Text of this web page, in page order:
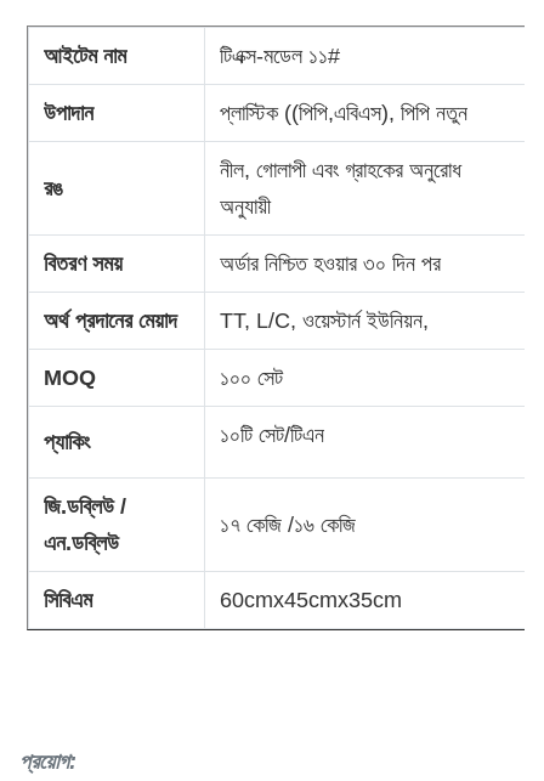
আইটেম নাম টিএক্স-মডেল ১১#
উপাদান প্লাস্টিক ((পিপি,এবিএস), পিপি নতুন
রঙ
নীল, গোলাপী এবং গ্রাহকের অনুরোধ
অনুযায়ী
বিতরণ সময় অর্ডার নিশ্চিত হওয়ার ৩০ দিন পর
অর্থ প্রদানের মেয়াদ TT, L/C, ওয়েস্টার্ন ইউনিয়ন,
MOQ ১০০ সেট
প্যাকিং ১০টি সেট/টিএন
জি.ডব্লিউ /
এন.ডব্লিউ
১৭ কেজি /১৬ কেজি
সিবিএম 60cmx45cmx35cm
প্রয়োগ: